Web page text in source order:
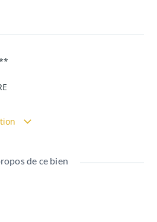
stratégique, à
bureaux - Fort potentiel de
de ce bien